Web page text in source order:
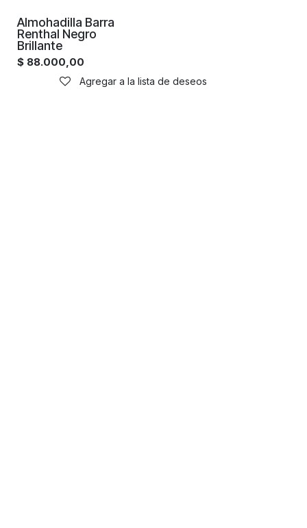
Almohadilla Barra
Renthal Negro
Brillante
$ 88.000,00
Agregar a la lista de deseos